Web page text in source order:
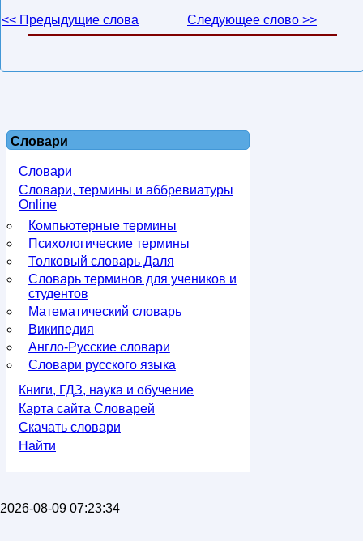
<< Предыдущие слова
Следующее слово >>
Словари
Словари
Словари, термины и аббревиатуры
Online
Компьютерные термины
Психологические термины
Толковый словарь Даля
Словарь терминов для учеников и
студентов
Математический словарь
Википедия
Англо-Русские словари
Словари русского языка
Книги, ГДЗ, наука и обучение
Карта сайта Словарей
Скачать словари
Найти
2026-08-09 07:23:34